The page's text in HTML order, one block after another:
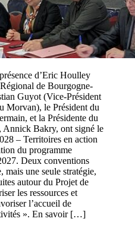
d’Eric Houlley
de Bourgogne-
Guyot (Vice-Président
Morvan), le Président du
et la Présidente du
Annick Bakry, ont signé le
– Territoires en action
du programme
Deux conventions
une seule stratégie,
autour du Projet de
les ressources et
l’accueil de
». En savoir […]